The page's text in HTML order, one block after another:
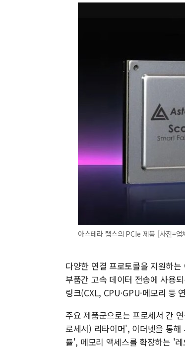
아스테라 랩스의 PCIe 제품 [사진=업
다양한 연결 프로토콜을 지원하
부품간 고속 데이터 전송에 사용
링크(CXL, CPU·GPU·메모리 등
주요 제품군으로는 프로세서 간
로세서) 리타이머', 이더넷을 통
듈', 메모리 액세스를 확장하는 '